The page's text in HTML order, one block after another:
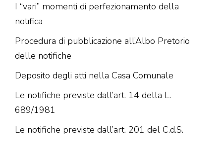
I “vari” momenti di perfezionamento della
notifica
Procedura di pubblicazione all’Albo Pretorio
delle notifiche
Deposito degli atti nella Casa Comunale
Le notifiche previste dall’art. 14 della L.
689/1981
Le notifiche previste dall’art. 201 del C.d.S.